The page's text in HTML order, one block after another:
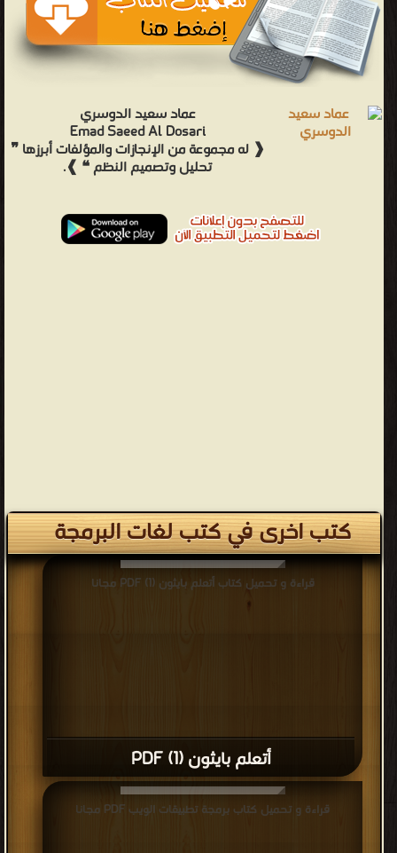
عماد سعيد الدوسري
Emad Saeed Al Dosari
❰ له مجموعة من الإنجازات والمؤلفات أبرزها ❞
تحليل وتصميم النظم ❝ ❱.
كتب اخرى في كتب لغات البرمجة
أتعلم بايثون (1) PDF
قراءة و تحميل كتاب أتعلم بايثون (1) PDF مجانا
قراءة و تحميل كتاب برمجة تطبيقات الويب PDF مجانا